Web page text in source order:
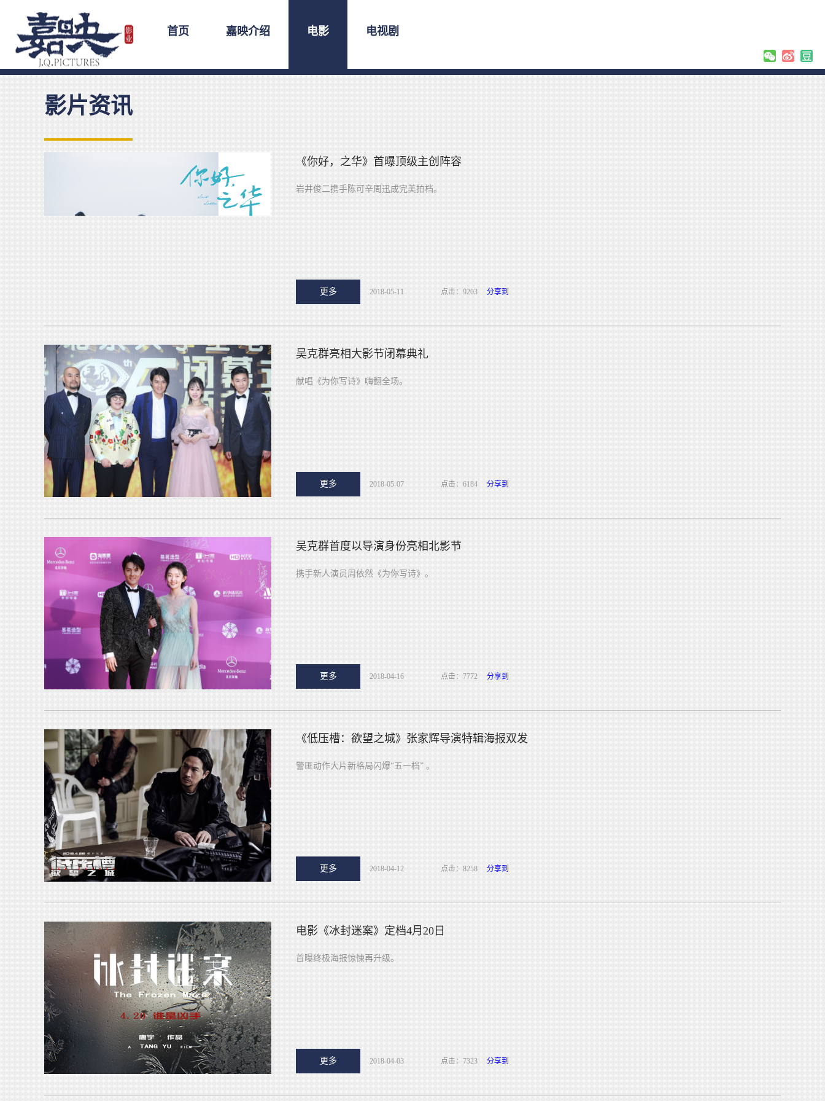
首页 嘉映介绍 电影 电视剧
影片资讯
《你好，之华》首曝顶级主创阵容
岩井俊二携手陈可辛周迅成完美拍档。
更多 2018-05-11 点击：9203 分享到
吴克群亮相大影节闭幕典礼
献唱《为你写诗》嗨翻全场。
更多 2018-05-07 点击：6184 分享到
吴克群首度以导演身份亮相北影节
携手新人演员周依然《为你写诗》。
更多 2018-04-16 点击：7772 分享到
《低压槽：欲望之城》张家辉导演特辑海报双发
警匪动作大片新格局闪爆“五一档” 。
更多 2018-04-12 点击：8258 分享到
电影《冰封迷案》定档4月20日
首曝终极海报惊悚再升级。
更多 2018-04-03 点击：7323 分享到